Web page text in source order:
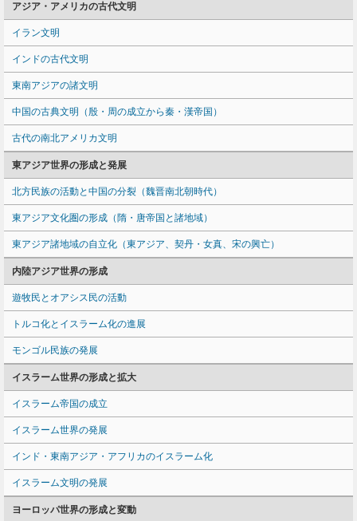
アジア・アメリカの古代文明
イラン文明
インドの古代文明
東南アジアの諸文明
中国の古典文明（殷・周の成立から秦・漢帝国）
古代の南北アメリカ文明
東アジア世界の形成と発展
北方民族の活動と中国の分裂（魏晋南北朝時代）
東アジア文化圏の形成（隋・唐帝国と諸地域）
東アジア諸地域の自立化（東アジア、契丹・女真、宋の興亡）
内陸アジア世界の形成
遊牧民とオアシス民の活動
トルコ化とイスラーム化の進展
モンゴル民族の発展
イスラーム世界の形成と拡大
イスラーム帝国の成立
イスラーム世界の発展
インド・東南アジア・アフリカのイスラーム化
イスラーム文明の発展
ヨーロッパ世界の形成と変動